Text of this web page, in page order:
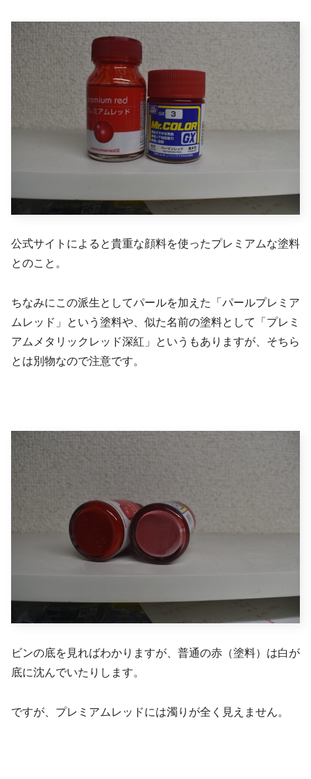
公式サイトによると貴重な顔料を使ったプレミアムな塗料
とのこと。
ちなみにこの派生としてパールを加えた「パールプレミア
ムレッド」という塗料や、似た名前の塗料として「プレミ
アムメタリックレッド深紅」というもありますが、そちら
とは別物なので注意です。
ビンの底を見ればわかりますが、普通の赤（塗料）は白が
底に沈んでいたりします。
ですが、プレミアムレッドには濁りが全く見えません。